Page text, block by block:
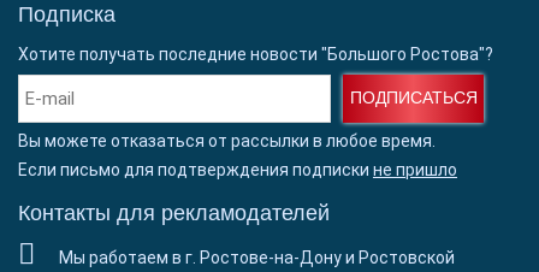
Подписка
Хотите получать последние новости "Большого Ростова"?
ПОДПИСАТЬСЯ
Вы можете отказаться от рассылки в любое время.
Если письмо для подтверждения подписки не пришло
Контакты для рекламодателей
Мы работаем в г. Ростове-на-Дону и Ростовской